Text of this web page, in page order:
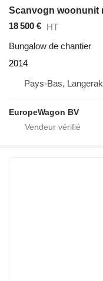
18 500 € HT
Bungalow de chantier
2014
Pays-Bas, Langerak
EuropeWagon BV